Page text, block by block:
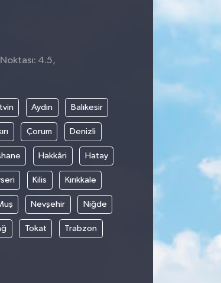
4.5,
Aydın Balıkesir
Çorum Denizli
Hakkâri Hatay
Kilis Kırıkkale
Nevşehir Niğde
Tokat Trabzon